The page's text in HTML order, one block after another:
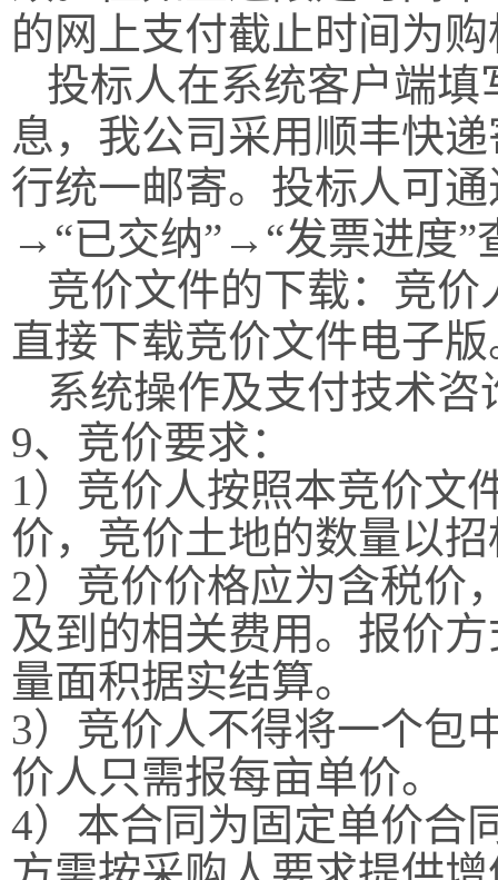
的网上支付截止时间为
投标人在系统客户端
息，我公司采用顺丰快
行统一邮寄。投标人可通
→“已交纳”→“发票进度”
竞价文件的下载：竞
直接下载竞价文件电子版
系统操作及支付技术咨
9、竞价要求：
1）竞价人按照本竞价文
价，竞价土地的数量以
2）竞价价格应为含税价
及到的相关费用。报价
量面积据实结算。
3）竞价人不得将一个包
价人只需报每亩单价。
4）本合同为固定单价合